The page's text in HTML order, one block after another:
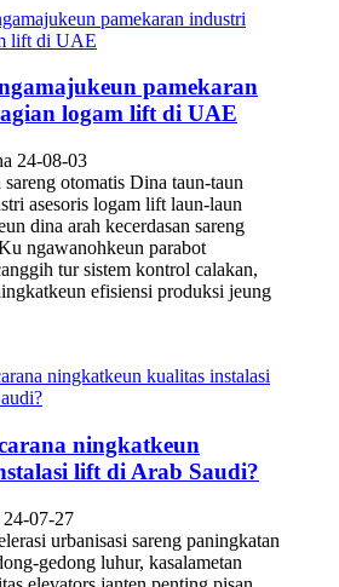
pamekaran
logam lift di UAE
24-08-03
sareng otomatis Dina taun-taun
asesoris logam lift laun-laun
dina arah kecerdasan sareng
ngawanohkeun parabot
tur sistem kontrol calakan,
efisiensi produksi jeung
ningkatkeun
lift di Arab Saudi?
07-27
urbanisasi sareng paningkatan
gedong luhur, kasalametan